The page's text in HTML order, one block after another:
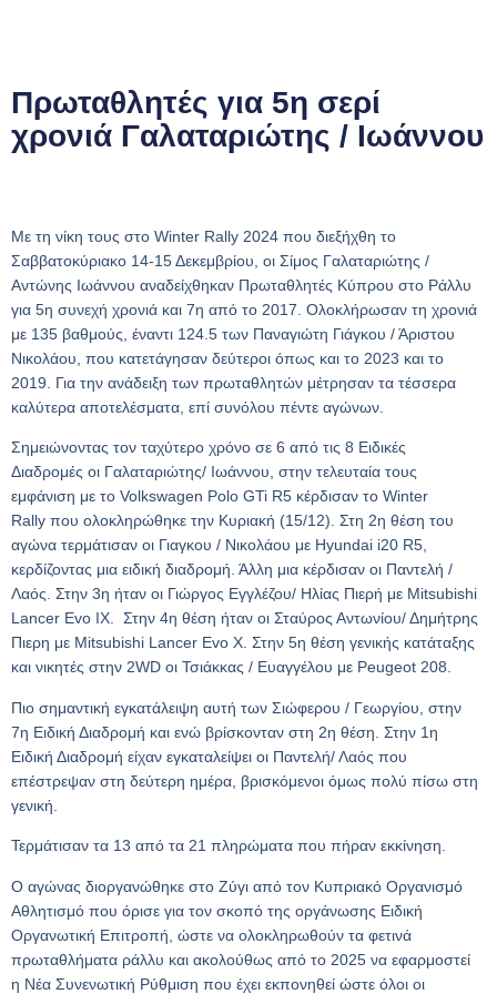
Πρωταθλητές για 5η σερί
χρονιά Γαλαταριώτης / Ιωάννου
Με τη νίκη τους στο Winter Rally 2024 που διεξήχθη το
Σαββατοκύριακο 14-15 Δεκεμβρίου, οι Σίμος Γαλαταριώτης /
Αντώνης Ιωάννου αναδείχθηκαν Πρωταθλητές Κύπρου στο Ράλλυ
για 5η συνεχή χρονιά και 7η από το 2017. Ολοκλήρωσαν τη χρονιά
με 135 βαθμούς, έναντι 124.5 των Παναγιώτη Γιάγκου / Άριστου
Νικολάου, που κατετάγησαν δεύτεροι όπως και το 2023 και το
2019. Για την ανάδειξη των πρωταθλητών μέτρησαν τα τέσσερα
καλύτερα αποτελέσματα, επί συνόλου πέντε αγώνων.
Σημειώνοντας τον ταχύτερο χρόνο σε 6 από τις 8 Ειδικές
Διαδρομές οι Γαλαταριώτης/ Ιωάννου, στην τελευταία τους
εμφάνιση με το Volkswagen Polo GTi R5 κέρδισαν το Winter
Rally που ολοκληρώθηκε την Κυριακή (15/12). Στη 2η θέση του
αγώνα τερμάτισαν οι Γιαγκου / Νικολάου με Hyundai i20 R5,
κερδίζοντας μια ειδική διαδρομή. Άλλη μια κέρδισαν οι Παντελή /
Λαός. Στην 3η ήταν οι Γιώργος Εγγλέζου/ Ηλίας Πιερή με Mitsubishi
Lancer Evo IX. Στην 4η θέση ήταν οι Σταύρος Αντωνίου/ Δημήτρης
Πιερη με Mitsubishi Lancer Evo X. Στην 5η θέση γενικής κατάταξης
και νικητές στην 2WD οι Τσιάκκας / Ευαγγέλου με Peugeot 208.
Πιο σημαντική εγκατάλειψη αυτή των Σιώφερου / Γεωργίου, στην
7η Ειδική Διαδρομή και ενώ βρίσκονταν στη 2η θέση. Στην 1η
Ειδική Διαδρομή είχαν εγκαταλείψει οι Παντελή/ Λαός που
επέστρεψαν στη δεύτερη ημέρα, βρισκόμενοι όμως πολύ πίσω στη
γενική.
Τερμάτισαν τα 13 από τα 21 πληρώματα που πήραν εκκίνηση.
Ο αγώνας διοργανώθηκε στο Ζύγι από τον Κυπριακό Οργανισμό
Αθλητισμό που όρισε για τον σκοπό της οργάνωσης Ειδική
Οργανωτική Επιτροπή, ώστε να ολοκληρωθούν τα φετινά
πρωταθλήματα ράλλυ και ακολούθως από το 2025 να εφαρμοστεί
η Νέα Συνενωτική Ρύθμιση που έχει εκπονηθεί ώστε όλοι οι